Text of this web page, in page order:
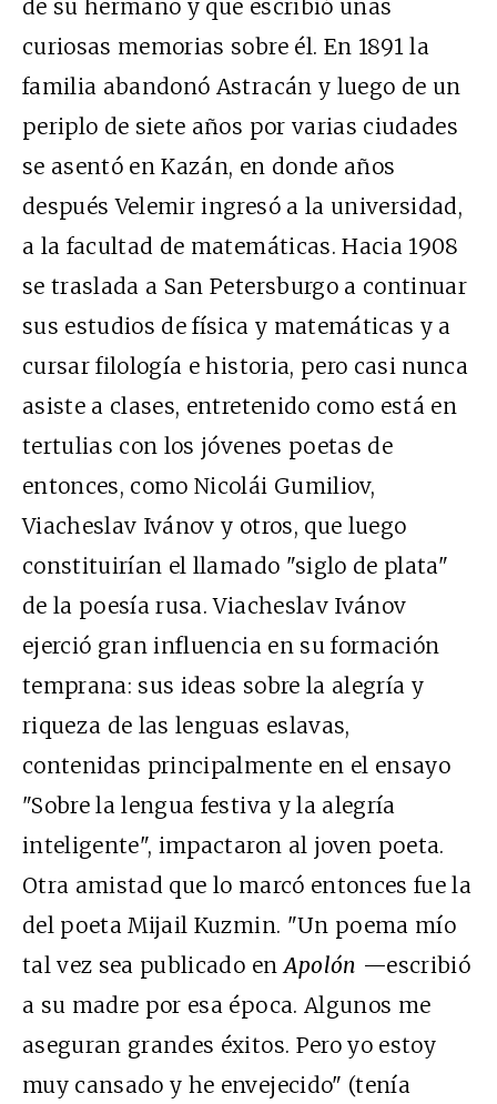
de su hermano y que escribió unas
curiosas memorias sobre él. En 1891 la
familia abandonó Astracán y luego de un
periplo de siete años por varias ciudades
se asentó en Kazán, en donde años
después Velemir ingresó a la universidad,
a la facultad de matemáticas. Hacia 1908
se traslada a San Petersburgo a continuar
sus estudios de física y matemáticas y a
cursar filología e historia, pero casi nunca
asiste a clases, entretenido como está en
tertulias con los jóvenes poetas de
entonces, como Nicolái Gumiliov,
Viacheslav Ivánov y otros, que luego
constituirían el llamado "siglo de plata"
de la poesía rusa. Viacheslav Ivánov
ejerció gran influencia en su formación
temprana: sus ideas sobre la alegría y
riqueza de las lenguas eslavas,
contenidas principalmente en el ensayo
"Sobre la lengua festiva y la alegría
inteligente", impactaron al joven poeta.
Otra amistad que lo marcó entonces fue la
del poeta Mijail Kuzmin. "Un poema mío
tal vez sea publicado enApolón —escribió
a su madre por esa época. Algunos me
aseguran grandes éxitos. Pero yo estoy
muy cansado y he envejecido" (tenía